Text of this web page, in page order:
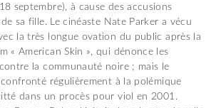
septembre), à cause des accusions
de sa fille. Le cinéaste Nate Parker a vécu
la très longue ovation du public après la
« American Skin », qui dénonce les
la communauté noire ; mais le
régulièrement à la polémique
dans un procès pour viol en 2001.